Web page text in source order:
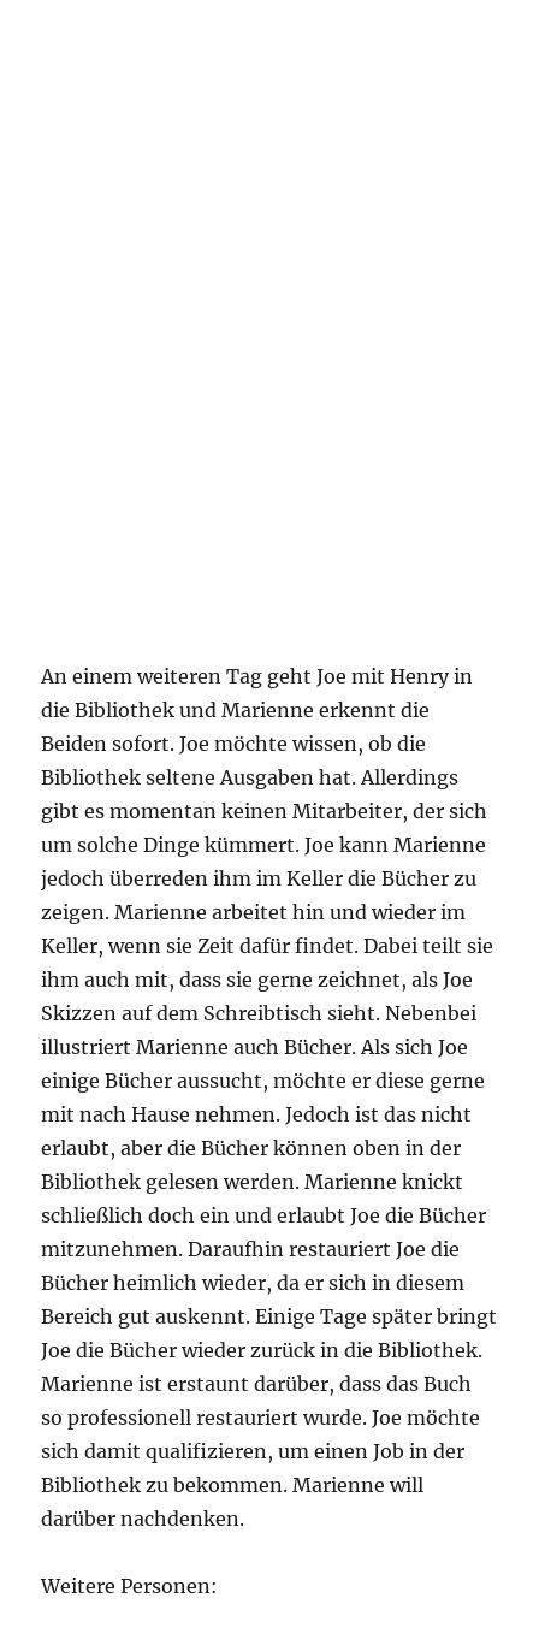
An einem weiteren Tag geht Joe mit Henry in
die Bibliothek und Marienne erkennt die
Beiden sofort. Joe möchte wissen, ob die
Bibliothek seltene Ausgaben hat. Allerdings
gibt es momentan keinen Mitarbeiter, der sich
um solche Dinge kümmert. Joe kann Marienne
jedoch überreden ihm im Keller die Bücher zu
zeigen. Marienne arbeitet hin und wieder im
Keller, wenn sie Zeit dafür findet. Dabei teilt sie
ihm auch mit, dass sie gerne zeichnet, als Joe
Skizzen auf dem Schreibtisch sieht. Nebenbei
illustriert Marienne auch Bücher. Als sich Joe
einige Bücher aussucht, möchte er diese gerne
mit nach Hause nehmen. Jedoch ist das nicht
erlaubt, aber die Bücher können oben in der
Bibliothek gelesen werden. Marienne knickt
schließlich doch ein und erlaubt Joe die Bücher
mitzunehmen. Daraufhin restauriert Joe die
Bücher heimlich wieder, da er sich in diesem
Bereich gut auskennt. Einige Tage später bringt
Joe die Bücher wieder zurück in die Bibliothek.
Marienne ist erstaunt darüber, dass das Buch
so professionell restauriert wurde. Joe möchte
sich damit qualifizieren, um einen Job in der
Bibliothek zu bekommen. Marienne will
darüber nachdenken.
Weitere Personen: